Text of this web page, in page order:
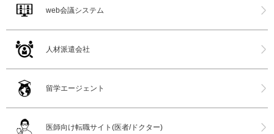
web会議システム
人材派遣会社
留学エージェント
医師向け転職サイト(医者/ドクター)